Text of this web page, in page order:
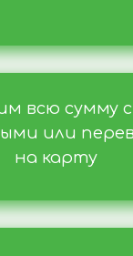
всю сумму
или
на карту